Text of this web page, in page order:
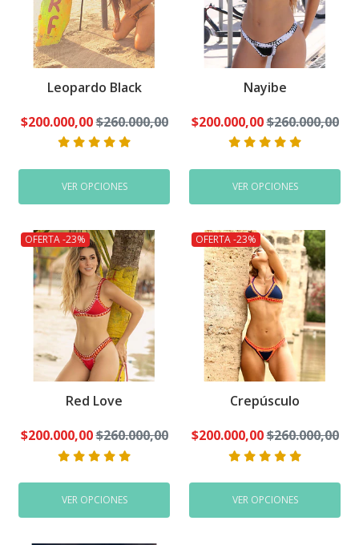
Leopardo Black
$200.000,00$260.000,00
VER OPCIONES
Nayibe
$200.000,00$260.000,00
VER OPCIONES
OFERTA -23%
Red Love
$200.000,00$260.000,00
VER OPCIONES
OFERTA -23%
Crepúsculo
$200.000,00$260.000,00
VER OPCIONES